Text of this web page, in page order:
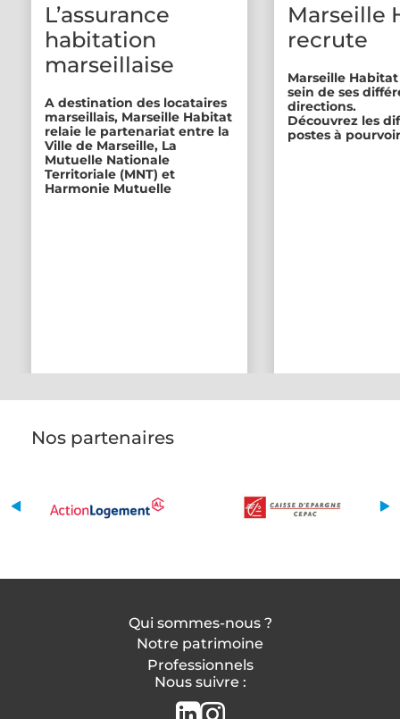
L’assurance
habitation
marseillaise
A destination des locataires
marseillais, Marseille Habitat
relaie le partenariat entre la
Ville de Marseille, La
Mutuelle Nationale
Territoriale (MNT) et
Harmonie Mutuelle
Marseille
recrute
Marseille
sein de ses
directions.
Découvrez les
postes à
Nos partenaires
Qui sommes-nous ?
Notre patrimoine
Professionnels
Nous suivre :